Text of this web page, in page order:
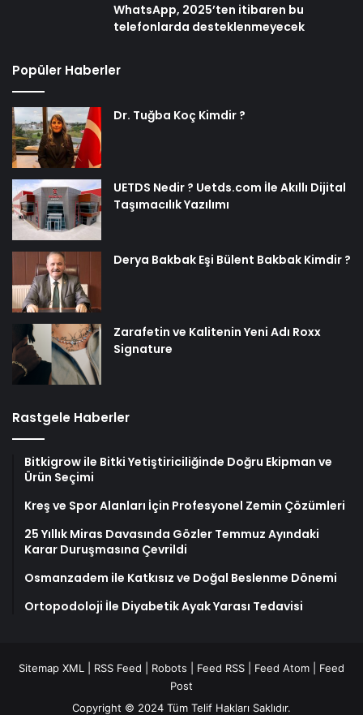
WhatsApp, 2025’ten itibaren bu
telefonlarda desteklenmeyecek
Popüler Haberler
Dr. Tuğba Koç Kimdir ?
UETDS Nedir ? Uetds.com İle Akıllı Dijital
Taşımacılık Yazılımı
Derya Bakbak Eşi Bülent Bakbak Kimdir ?
Zarafetin ve Kalitenin Yeni Adı Roxx
Signature
Rastgele Haberler
Bitkigrow ile Bitki Yetiştiriciliğinde Doğru Ekipman ve
Ürün Seçimi
Kreş ve Spor Alanları İçin Profesyonel Zemin Çözümleri
25 Yıllık Miras Davasında Gözler Temmuz Ayındaki
Karar Duruşmasına Çevrildi
Osmanzadem ile Katkısız ve Doğal Beslenme Dönemi
Ortopodoloji İle Diyabetik Ayak Yarası Tedavisi
Sitemap XML RSS Feed Robots Feed RSS Feed Atom
Feed
Post
Copyright © 2024 Tüm Telif Hakları Saklıdır.